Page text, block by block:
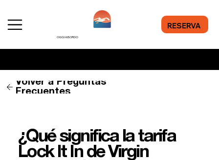
RESERVA
OGGI A BORDO
Volver a Preguntas
Frecuentes
¿Qué significa la tarifa
Lock It In de Virgin